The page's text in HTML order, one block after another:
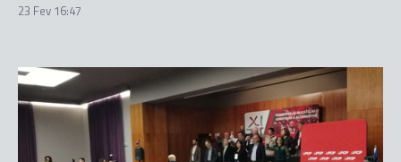
23 Fev 16:47